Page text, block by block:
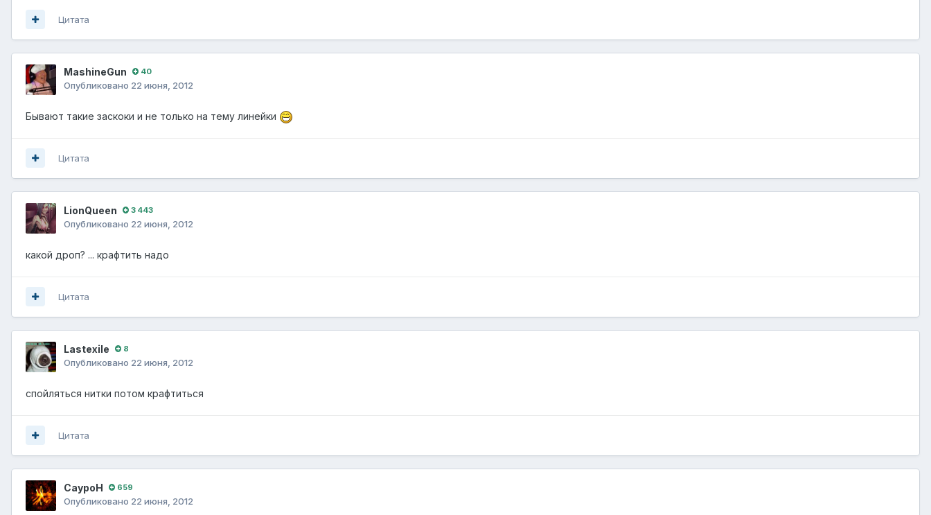
Цитата
MashineGun 40
Опубликовано 22 июня, 2012
Бывают такие заскоки и не только на тему линейки
Цитата
LionQueen 3 443
Опубликовано 22 июня, 2012
какой дроп? ... крафтить надо
Цитата
Lastexile 8
Опубликовано 22 июня, 2012
спойляться нитки потом крафтиться
Цитата
СауроН 659
Опубликовано 22 июня, 2012